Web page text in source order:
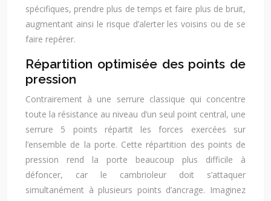
spécifiques, prendre plus de temps et faire plus de bruit,
augmentant ainsi le risque d’alerter les voisins ou de se
faire repérer.
Répartition optimisée des points de
pression
Contrairement à une serrure classique qui concentre
toute la résistance au niveau d’un seul point central, une
serrure 5 points répartit les forces exercées sur
l’ensemble de la porte. Cette répartition des points de
pression rend la porte beaucoup plus difficile à
défoncer, car le cambrioleur doit s’attaquer
simultanément à plusieurs points d’ancrage. Imaginez